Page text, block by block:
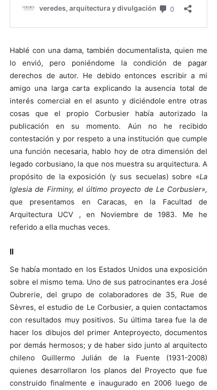
Hablé con una dama, también documentalista, quien me
lo envió, pero poniéndome la condición de pagar
derechos de autor. He debido entonces escribir a mi
amigo una larga carta explicando la ausencia total de
interés comercial en el asunto y diciéndole entre otras
cosas que el propio Corbusier había autorizado la
publicación en su momento. Aún no he recibido
contestación y por respeto a una institución que cumple
una función necesaria, hablo hoy de otra dimensión del
legado corbusiano, la que nos muestra su arquitectura. A
propósito de la exposición (y sus secuelas) sobre «La
Iglesia de Firminy, el último proyecto de Le Corbusier»,
que presentamos en Caracas, en la Facultad de
Arquitectura UCV , en Noviembre de 1983. Me he
referido a ella muchas veces.
II
Se había montado en los Estados Unidos una exposición
sobre el mismo tema. Uno de sus patrocinantes era José
Oubrerie, del grupo de colaboradores de 35, Rue de
Sèvres, el estudio de Le Corbusier, a quien contactamos
con resultados muy positivos. Su última tarea fue la de
hacer los dibujos del primer Anteproyecto, documentos
por demás hermosos; y de haber sido junto al arquitecto
chileno Guillermo Julián de la Fuente (1931-2008)
quienes desarrollaron los planos del Proyecto que fue
construido finalmente e inaugurado en 2006 luego de